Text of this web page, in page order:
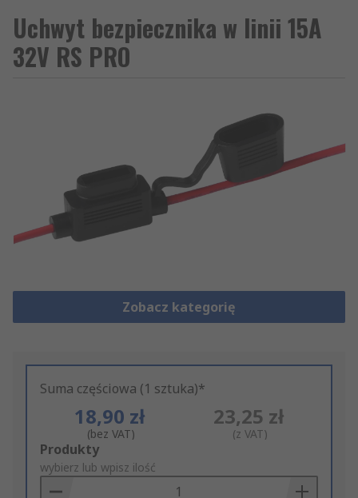
Uchwyt bezpiecznika w linii 15A
32V RS PRO
Zobacz kategorię
Suma częściowa (1 sztuka)*
18,90 zł
(bez VAT)
23,25 zł
(z VAT)
Add
to
Basket
Produkty
wybierz lub wpisz ilość